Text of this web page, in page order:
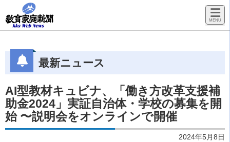
最新ニュース
AI型教材キュビナ、「働き方改革支援補
助金2024」実証自治体・学校の募集を開
始 〜説明会をオンラインで開催
2024年5月8日